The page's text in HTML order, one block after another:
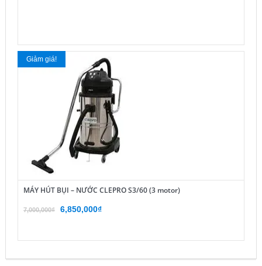
Giảm giá!
MÁY HÚT BỤI – NƯỚC CLEPRO S3/60 (3 motor)
7,000,000₫
Giá
6,850,000₫Giá
6,850,000₫.